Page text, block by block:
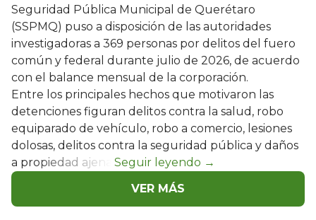
Seguridad Pública Municipal de Querétaro
(SSPMQ) puso a disposición de las autoridades
investigadoras a 369 personas por delitos del fuero
común y federal durante julio de 2026, de acuerdo
con el balance mensual de la corporación.
Entre los principales hechos que motivaron las
detenciones figuran delitos contra la salud, robo
equiparado de vehículo, robo a comercio, lesiones
dolosas, delitos contra la seguridad pública y daños
a propiedad ajena.
VER MÁS